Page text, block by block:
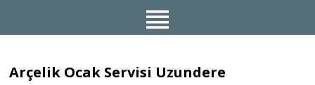
Arçelik Ocak Servisi Uzundere